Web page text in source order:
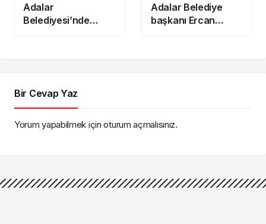
Adalar
Belediyesi’nde
Adalar Belediye
başkanı Ercan
Bir Cevap Yaz
Yorum yapabilmek içinoturum açmalısınız.